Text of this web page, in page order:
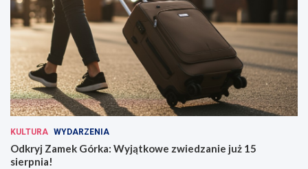
KULTURA WYDARZENIA
Odkryj Zamek Górka: Wyjątkowe zwiedzanie już 15
sierpnia!